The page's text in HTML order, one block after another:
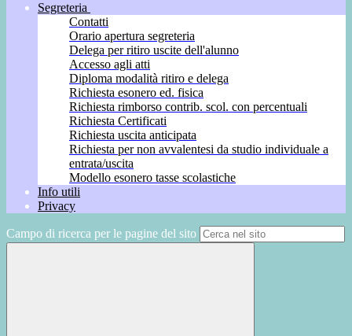
Segreteria
Contatti
Orario apertura segreteria
Delega per ritiro uscite dell'alunno
Accesso agli atti
Diploma modalità ritiro e delega
Richiesta esonero ed. fisica
Richiesta rimborso contrib. scol. con percentuali
Richiesta Certificati
Richiesta uscita anticipata
Richiesta per non avvalentesi da studio individuale a
entrata/uscita
Modello esonero tasse scolastiche
Info utili
Privacy
Campo di ricerca per le pagine del sito